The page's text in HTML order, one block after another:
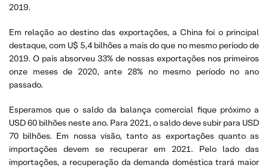
2019.
Em relação ao destino das exportações, a China foi o principal
destaque, com U$ 5,4 bilhões a mais do que no mesmo período de
2019. O país absorveu 33% de nossas exportações nos primeiros
onze meses de 2020, ante 28% no mesmo período no ano
passado.
Esperamos que o saldo da balança comercial fique próximo a
USD 60 bilhões neste ano. Para 2021, o saldo deve subir para USD
70 bilhões. Em nossa visão, tanto as exportações quanto as
importações devem se recuperar em 2021. Pelo lado das
importações, a recuperação da demanda doméstica trará maior